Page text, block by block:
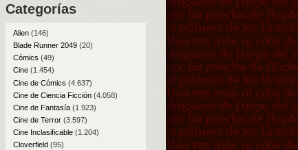
Categorías
Alien(146)
Blade Runner 2049(20)
Cómics (49)
Cine(1.454)
Cine de Cómics (4.637)
Cine de Ciencia Ficción(4.058)
Cine de Fantasía(1.923)
Cine de Terror(3.597)
Cine Inclasificable(1.204)
Cloverfield(95)